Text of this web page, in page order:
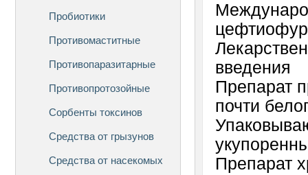
Пробиотики
Противомаститные
Противопаразитарные
Противопротозойные
Сорбенты токсинов
Средства от грызунов
Средства от насекомых
цефтиофур
введения
Препарат
почти
Препарат